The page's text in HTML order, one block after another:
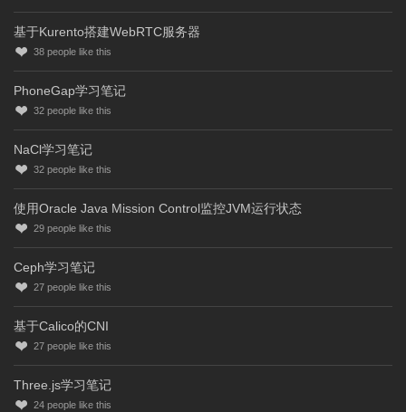
基于Kurento搭建WebRTC服务器
38 people like this
PhoneGap学习笔记
32 people like this
NaCl学习笔记
32 people like this
使用Oracle Java Mission Control监控JVM运行状态
29 people like this
Ceph学习笔记
27 people like this
基于Calico的CNI
27 people like this
Three.js学习笔记
24 people like this